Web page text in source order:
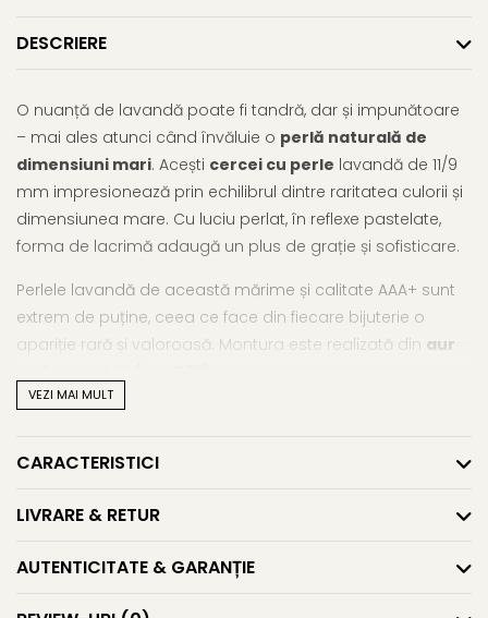
DESCRIERE
O nuanță de lavandă poate fi tandră, dar și impunătoare
– mai ales atunci când învăluie o perlă naturală de
dimensiuni mari. Acești cercei cu perle lavandă de 11/9
mm impresionează prin echilibrul dintre raritatea culorii și
dimensiunea mare. Cu luciu perlat, în reflexe pastelate,
forma de lacrimă adaugă un plus de grație și sofisticare.
Perlele lavandă de această mărime și calitate AAA+ sunt
extrem de puține, ceea ce face din fiecare bijuterie o
apariție rară și valoroasă. Montura este realizată din aur
o prindere sigură, dar discretă. Sunt
striga eleganță – o exprimă cu naturalețe.
descoperi și ceilalți
Caracteristici tehnice
VEZI MAI MULT
CARACTERISTICI
LIVRARE & RETUR
AUTENTICITATE & GARANȚIE